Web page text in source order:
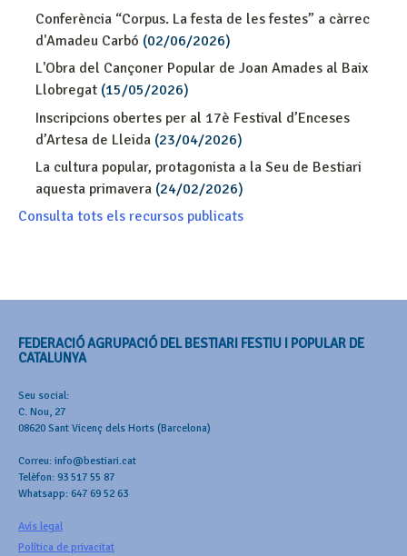
Conferència “Corpus. La festa de les festes” a càrrec
d'Amadeu Carbó (02/06/2026)
L'Obra del Cançoner Popular de Joan Amades al Baix
Llobregat (15/05/2026)
Inscripcions obertes per al 17è Festival d’Enceses
d’Artesa de Lleida (23/04/2026)
La cultura popular, protagonista a la Seu de Bestiari
aquesta primavera (24/02/2026)
Consulta tots els recursos publicats
FEDERACIÓ AGRUPACIÓ DEL BESTIARI FESTIU I POPULAR DE
CATALUNYA
Seu social:
C. Nou, 27
08620 Sant Vicenç dels Horts (Barcelona)
Correu: info@bestiari.cat
Telèfon: 93 517 55 87
Whatsapp: 647 69 52 63
Avís legal
Política de privacitat